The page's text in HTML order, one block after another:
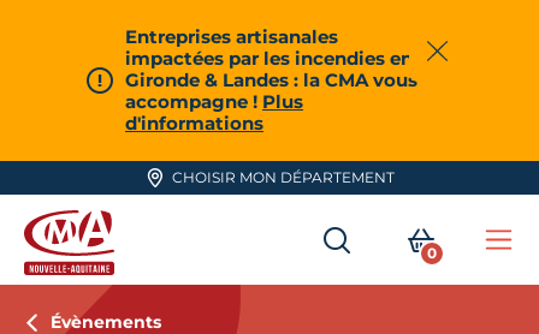
Entreprises artisanales
impactées par les incendies en
Gironde & Landes : la CMA vous
accompagne ! Plus
d'informations
Fermer
CHOISIR MON DÉPARTEMENT
CMA Nouvelle-Aquitaine
RECHERCHER
MON
0
Évènements